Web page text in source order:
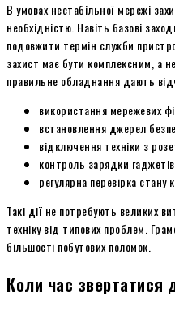
В умовах нестабільної мережі
необхідністю. Навіть базові
подовжити термін служби
захист має бути комплексним, а
правильне обладнання дають
використання мережевих
встановлення джерел
відключення техніки з
контроль зарядки
регулярна перевірка стану
Такі дії не потребують великих
техніку від типових проблем.
більшості побутових поломок.
Коли час звертатися